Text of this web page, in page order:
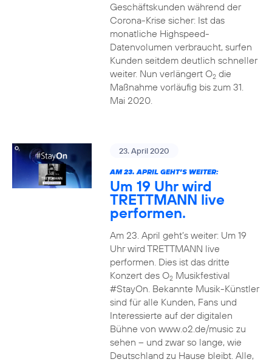
Geschäftskunden während der
Corona-Krise sicher: Ist das
monatliche Highspeed-
Datenvolumen verbraucht, surfen
Kunden seitdem deutlich schneller
weiter. Nun verlängert O2die
Maßnahme vorläufig bis zum 31.
Mai 2020.
23. April 2020
AM 23. APRIL GEHT’S WEITER:
Um 19 Uhr wird
TRETTMANN live
performen.
Am 23. April geht’s weiter: Um 19
Uhr wird TRETTMANN live
performen. Dies ist das dritte
Konzert des O2Musikfestival
#StayOn. Bekannte Musik-Künstler
sind für alle Kunden, Fans und
Interessierte auf der digitalen
Bühne von www.o2.de/music zu
sehen – und zwar so lange, wie
Deutschland zu Hause bleibt. Alle,